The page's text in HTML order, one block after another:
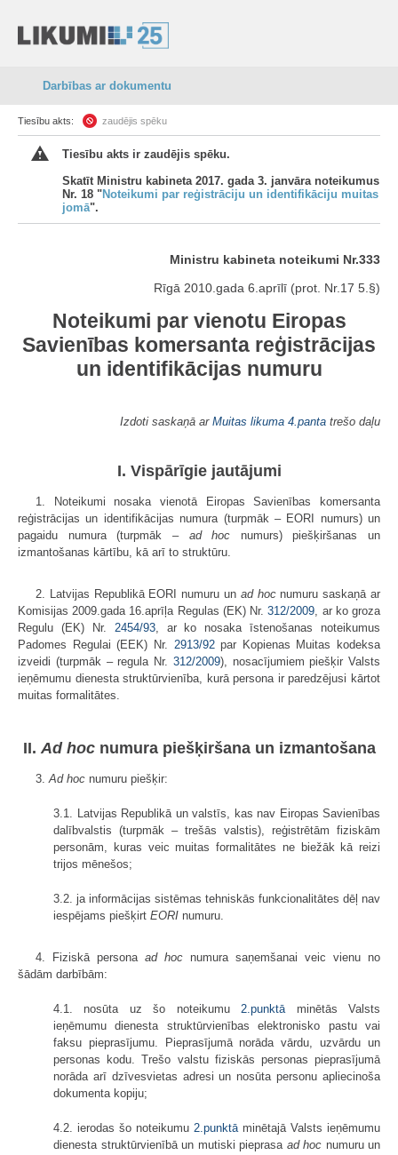
Darbības ar dokumentu
Tiesību akts: zaudējis spēku
Tiesību akts ir zaudējis spēku.
Skatīt Ministru kabineta 2017. gada 3. janvāra noteikumus
Nr. 18 "Noteikumi par reģistrāciju un identifikāciju muitas
jomā".
Ministru kabineta noteikumi Nr.333
Rīgā 2010.gada 6.aprīlī (prot. Nr.17 5.§)
Noteikumi par vienotu Eiropas
Savienības komersanta reģistrācijas
un identifikācijas numuru
Izdoti saskaņā ar Muitas likuma 4.panta trešo daļu
I. Vispārīgie jautājumi
1. Noteikumi nosaka vienotā Eiropas Savienības komersanta
reģistrācijas un identifikācijas numura (turpmāk – EORI numurs) un
pagaidu numura (turpmāk – ad hoc numurs) piešķiršanas un
izmantošanas kārtību, kā arī to struktūru.
2. Latvijas Republikā EORI numuru un ad hocnumuru saskaņā ar
Komisijas 2009.gada 16.aprīļa Regulas (EK) Nr.312/2009 , ar ko groza
Regulu (EK) Nr. 2454/93, ar ko nosaka īstenošanas noteikumus
Padomes Regulai (EEK) Nr. 2913/92par Kopienas Muitas kodeksa
izveidi (turpmāk – regula Nr. 312/2009), nosacījumiem piešķir Valsts
ieņēmumu dienesta struktūrvienība, kurā persona ir paredzējusi kārtot
muitas formalitātes.
II. Ad hocnumura piešķiršana un izmantošana
3.Ad hoc numuru piešķir:
3.1. Latvijas Republikā un valstīs, kas nav Eiropas Savienības
dalībvalstis (turpmāk – trešās valstis), reģistrētām fiziskām
personām, kuras veic muitas formalitātes ne biežāk kā reizi
trijos mēnešos;
3.2. ja informācijas sistēmas tehniskās funkcionalitātes dēļ nav
iespējams piešķirt EORI numuru.
4. Fiziskā persona ad hoc numura saņemšanai veic vienu no
šādām darbībām:
4.1. nosūta uz šo noteikumu2.punktāminētās Valsts
ieņēmumu dienesta struktūrvienības elektronisko pastu vai
faksu pieprasījumu. Pieprasījumā norāda vārdu, uzvārdu un
personas kodu. Trešo valstu fiziskās personas pieprasījumā
norāda arī dzīvesvietas adresi un nosūta personu apliecinoša
dokumenta kopiju;
4.2. ierodas šo noteikumu 2.punktāminētajā Valsts ieņēmumu
dienesta struktūrvienībā un mutiski pieprasa ad hoc numuru un